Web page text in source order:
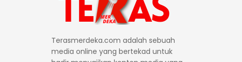
Terasmerdeka.com adalah sebuah
media online yang bertekad untuk